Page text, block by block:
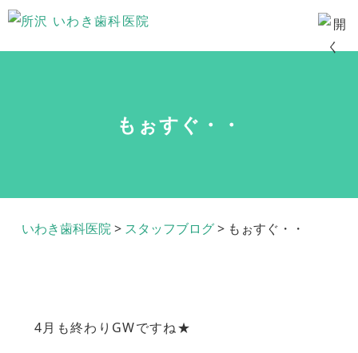
もぉすぐ・・
いわき歯科医院> スタッフブログ> もぉすぐ・・
4月も終わりGWですね★